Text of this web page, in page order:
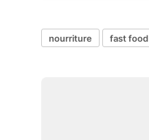
nourriture fast food